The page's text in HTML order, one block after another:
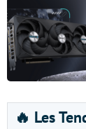
🔥 Les